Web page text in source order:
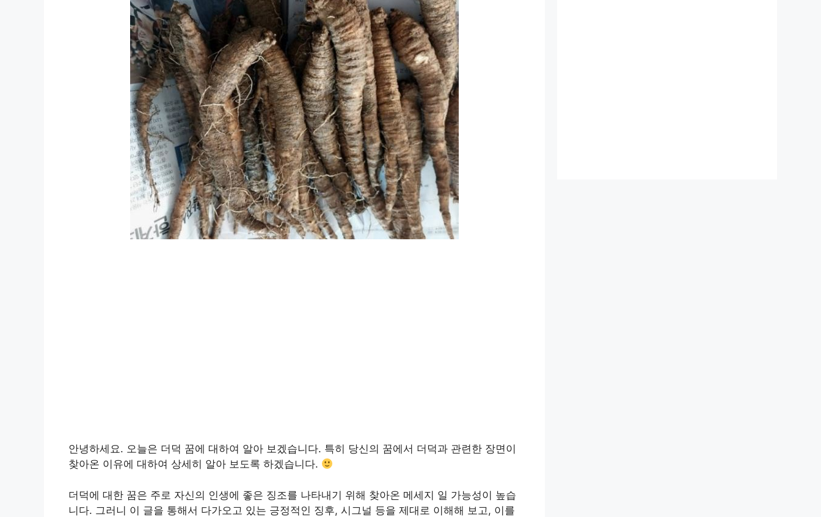
안녕하세요. 오늘은 더덕 꿈에 대하여 알아 보겠습니다. 특히 당신의 꿈에서 더덕과 관련한 장면이
찾아온 이유에 대하여 상세히 알아 보도록 하겠습니다.
더덕에 대한 꿈은 주로 자신의 인생에 좋은 징조를 나타내기 위해 찾아온 메세지 일 가능성이 높습
니다. 그러니 이 글을 통해서 다가오고 있는 긍정적인 징후, 시그널 등을 제대로 이해해 보고, 이를